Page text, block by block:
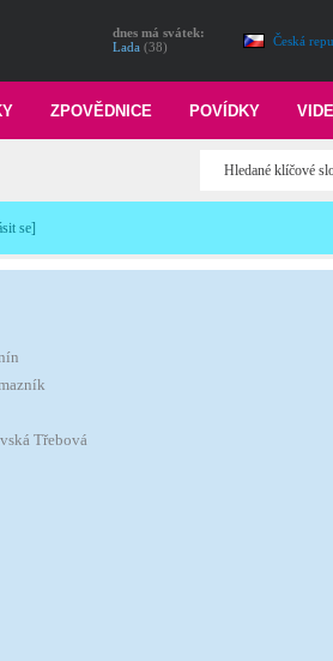
Česká
dnes má svátek:
Lada (38)
POVÍDKY
ZPOVĚDNICE
se]
Třebová